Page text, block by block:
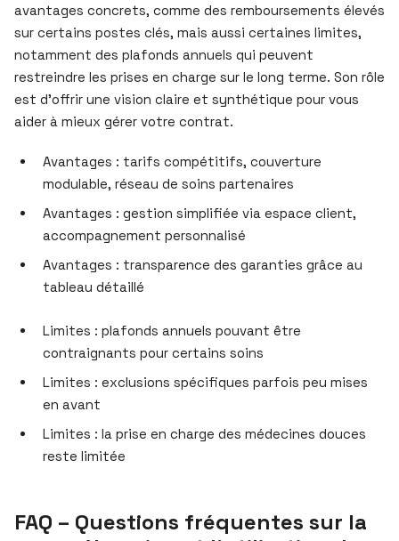
avantages concrets, comme des remboursements élevés
sur certains postes clés, mais aussi certaines limites,
notamment des plafonds annuels qui peuvent
restreindre les prises en charge sur le long terme. Son rôle
est d’offrir une vision claire et synthétique pour vous
aider à mieux gérer votre contrat.
Avantages : tarifs compétitifs, couverture
modulable, réseau de soins partenaires
Avantages : gestion simplifiée via espace client,
accompagnement personnalisé
Avantages : transparence des garanties grâce au
tableau détaillé
Limites : plafonds annuels pouvant être
contraignants pour certains soins
Limites : exclusions spécifiques parfois peu mises
en avant
Limites : la prise en charge des médecines douces
reste limitée
FAQ – Questions fréquentes sur la